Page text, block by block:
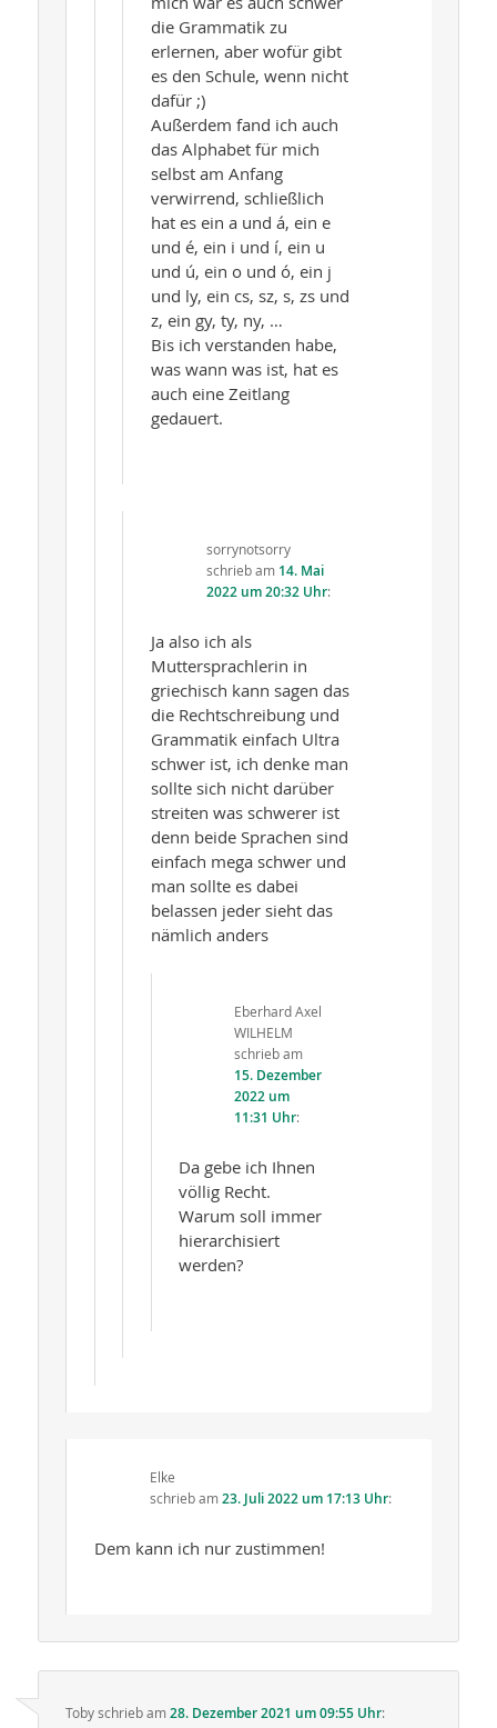
die Grammatik zu
erlernen, aber wofür gibt
es den Schule, wenn nicht
dafür ;)
Außerdem fand ich auch
das Alphabet für mich
selbst am Anfang
verwirrend, schließlich
hat es ein a und á, ein e
und é, ein i und í, ein u
und ú, ein o und ó, ein j
und ly, ein cs, sz, s, zs und
z, ein gy, ty, ny, …
Bis ich verstanden habe,
was wann was ist, hat es
auch eine Zeitlang
gedauert.
sorrynotsorry
schriebam 14. Mai
2022 um 20:32 Uhr:
Ja also ich als
Muttersprachlerin in
griechisch kann sagen das
die Rechtschreibung und
Grammatik einfach Ultra
schwer ist, ich denke man
sollte sich nicht darüber
streiten was schwerer ist
denn beide Sprachen sind
einfach mega schwer und
man sollte es dabei
belassen jeder sieht das
nämlich anders
Eberhard Axel
WILHELM
schriebam
15. Dezember
2022 um
11:31 Uhr:
Da gebe ich Ihnen
völlig Recht.
Warum soll immer
hierarchisiert
werden?
Elke
schriebam23. Juli 2022 um 17:13 Uhr:
Dem kann ich nur zustimmen!
Toby schriebam28. Dezember 2021 um 09:55 Uhr: